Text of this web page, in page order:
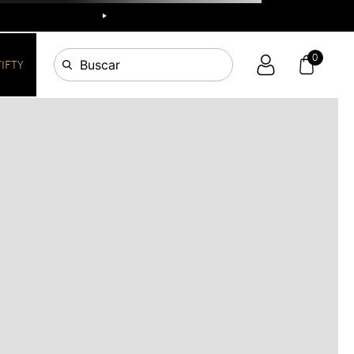
Buscar 0